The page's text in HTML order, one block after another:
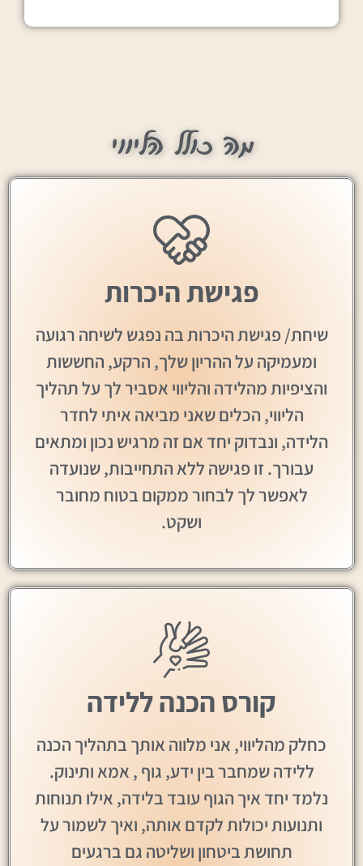
מה כולל הליווי
פגישת היכרות
שיחת/ פגישת היכרות בה נפגש לשיחה רגועה
ומעמיקה על ההריון שלך, הרקע, החששות
והציפיות מהלידה והליווי אסביר לך על תהליך
הליווי, הכלים שאני מביאה איתי לחדר
הלידה, ונבדוק יחד אם זה מרגיש נכון ומתאים
עבורך. זו פגישה ללא התחייבות, שנועדה
לאפשר לך לבחור ממקום בטוח מחובר
ושקט.
קורס הכנה ללידה
כחלק מהליווי, אני מלווה אותך בתהליך הכנה
ללידה שמחבר בין ידע, גוף , אמא ותינוק.
נלמד יחד איך הגוף עובד בלידה, אילו תנוחות
ותנועות יכולות לקדם אותה, ואיך לשמור על
תחושת ביטחון ושליטה גם ברגעים